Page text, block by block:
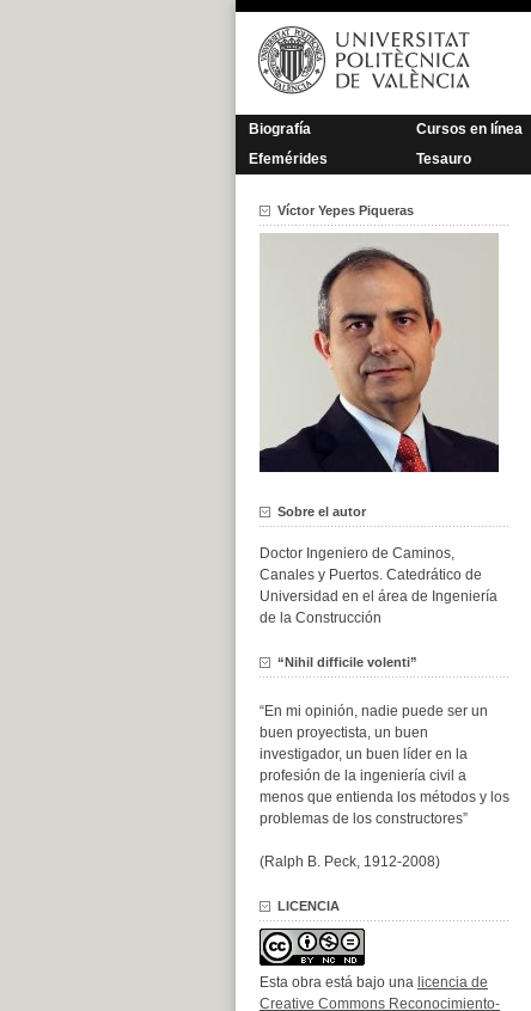
Saltar
contenido
Biografía Cursos en línea
Efemérides
Tesauro
Víctor Yepes Piqueras
Sobre el autor
Doctor Ingeniero de Caminos,
Canales y Puertos. Catedrático de
Universidad en el área de Ingeniería
de la Construcción
“Nihil difficile volenti”
“En mi opinión, nadie puede ser un
buen proyectista, un buen
investigador, un buen líder en la
profesión de la ingeniería civil a
menos que entienda los métodos y los
problemas de los constructores”
(Ralph B. Peck, 1912-2008)
LICENCIA
Esta obra está bajo una licencia de
Creative Commons Reconocimiento-